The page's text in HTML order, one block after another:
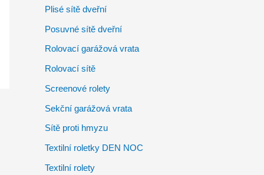
Plisé sítě dveřní
Posuvné sítě dveřní
Rolovací garážová vrata
Rolovací sítě
Screenové rolety
Sekční garážová vrata
Sítě proti hmyzu
Textilní roletky DEN NOC
Textilní rolety